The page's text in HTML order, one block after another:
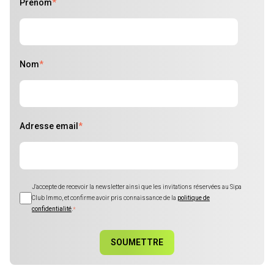
Prénom*
Nom*
Adresse email *
J'accepte de recevoir la newsletter ainsi que les invitations réservées au Sipa
Club Immo, et confirme avoir pris connaissance de la politique de
confidentialité*